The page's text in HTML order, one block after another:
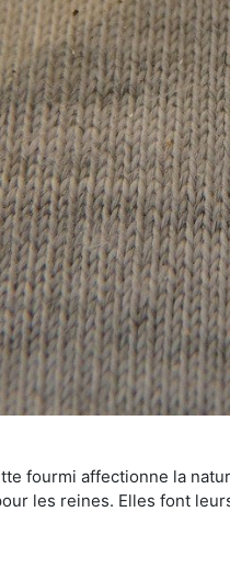
fourmi affectionne la
les reines. Elles font